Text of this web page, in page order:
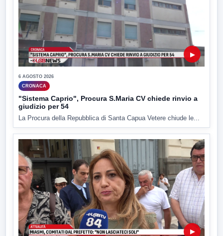
▶
6 AGOSTO 2026
CRONACA
"Sistema Caprio", Procura S.Maria CV chiede rinvio a
giudizio per 54
La Procura della Repubblica di Santa Capua Vetere chiude le...
▶